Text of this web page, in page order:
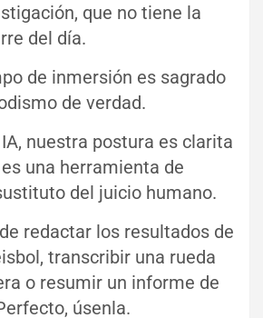
que no tiene la
del día.
de inmersión es sagrado
de verdad.
nuestra postura es clarita
una herramienta de
del juicio humano.
redactar los resultados de
transcribir una rueda
o resumir un informe de
úsenla.